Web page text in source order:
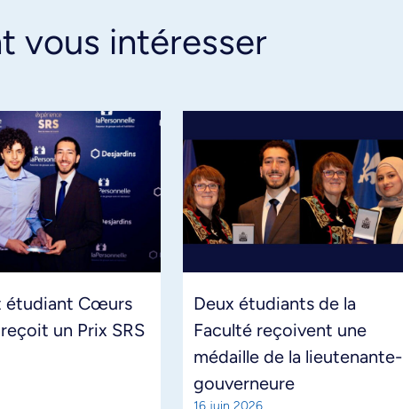
vous intéresser
étudiant Cœurs
un Prix SRS
Deux étudiants de la
Faculté reçoivent une
médaille de la lieutenante-
gouverneure
16 juin 2026